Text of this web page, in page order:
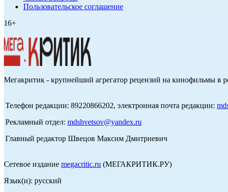
Пользовательское соглашение
16+
Мегакритик - крупнейший агрегатор рецензий на кинофильмы в
Телефон редакции: 89220866202, электронная почта редакции:
Рекламный отдел: mdshvetsov@yandex.ru
Главный редактор Швецов Максим Дмитриевич
Сетевое издание megacritic.ru (МЕГАКРИТИК.РУ)
Язык(и): русский